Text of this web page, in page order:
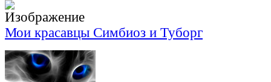
Мои красавцы Симбиоз и Туборг